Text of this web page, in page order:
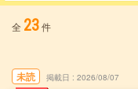
全 23件
未読 掲載日 2026/08/07